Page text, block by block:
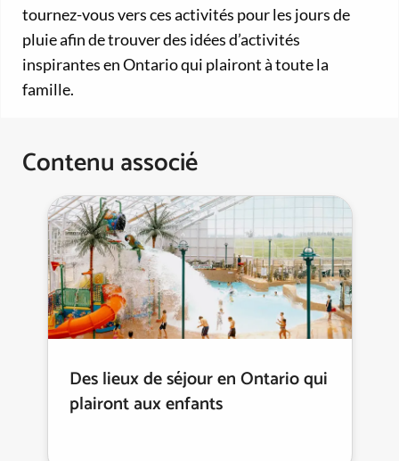
tournez-vous vers ces activités pour les jours de
pluie afin de trouver des idées d’activités
inspirantes en Ontario qui plairont à toute la
famille.
Contenu associé
Des lieux de séjour en Ontario qui
plairont aux enfants